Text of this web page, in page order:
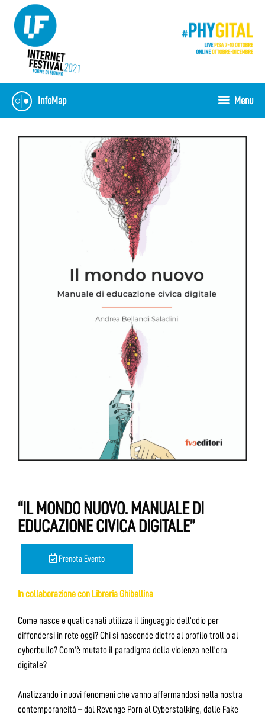
contenuto
InfoMap Menu
“IL MONDO NUOVO. MANUALE DI
EDUCAZIONE CIVICA DIGITALE”
Prenota Evento
In collaborazione con Libreria Ghibellina
Come nasce e quali canali utilizza il linguaggio dell’odio per
diffondersi in rete oggi? Chi si nasconde dietro al profilo troll o al
cyberbullo? Com’è mutato il paradigma della violenza nell’era
digitale?
Analizzando i nuovi fenomeni che vanno affermandosi nella nostra
contemporaneità – dal Revenge Porn al Cyberstalking, dalle Fake